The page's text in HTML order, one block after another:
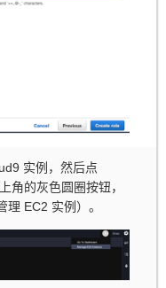
实例，然后点
角的灰色圆圈按钮，
EC2 实例）。